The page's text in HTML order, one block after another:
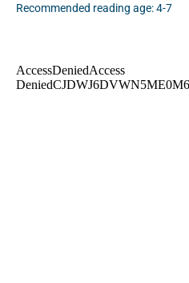
Recommended reading age: 4-7